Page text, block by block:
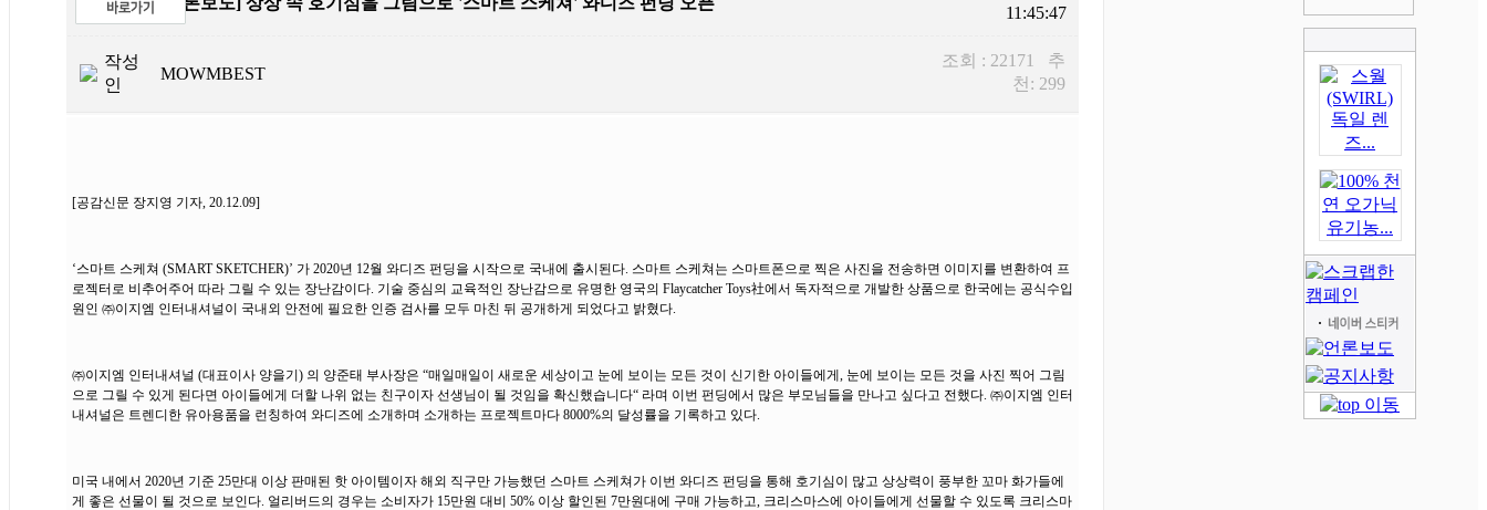
11:45:47
작성
인
MOWMBEST
조회 : 22171 추
천: 299
[공감신문 장지영 기자, 20.12.09]
‘스마트 스케쳐 (SMART SKETCHER)’ 가 2020년 12월 와디즈 펀딩을 시작으로 국내에 출시된다. 스마트 스케쳐는 스마트폰으로 찍은 사진을 전송하면 이미지를 변환하여 프
로젝터로 비추어주어 따라 그릴 수 있는 장난감이다. 기술 중심의 교육적인 장난감으로 유명한 영국의 Flaycatcher Toys社에서 독자적으로 개발한 상품으로 한국에는 공식수입
원인 ㈜이지엠 인터내셔널이 국내외 안전에 필요한 인증 검사를 모두 마친 뒤 공개하게 되었다고 밝혔다.
㈜이지엠 인터내셔널 (대표이사 양을기) 의 양준태 부사장은 “매일매일이 새로운 세상이고 눈에 보이는 모든 것이 신기한 아이들에게, 눈에 보이는 모든 것을 사진 찍어 그림
으로 그릴 수 있게 된다면 아이들에게 더할 나위 없는 친구이자 선생님이 될 것임을 확신했습니다“ 라며 이번 펀딩에서 많은 부모님들을 만나고 싶다고 전했다. ㈜이지엠 인터
내셔널은 트렌디한 유아용품을 런칭하여 와디즈에 소개하며 소개하는 프로젝트마다 8000%의 달성률을 기록하고 있다.
미국 내에서 2020년 기준 25만대 이상 판매된 핫 아이템이자 해외 직구만 가능했던 스마트 스케쳐가 이번 와디즈 펀딩을 통해 호기심이 많고 상상력이 풍부한 꼬마 화가들에
게 좋은 선물이 될 것으로 보인다. 얼리버드의 경우는 소비자가 15만원 대비 50% 이상 할인된 7만원대에 구매 가능하고, 크리스마스에 아이들에게 선물할 수 있도록 크리스마